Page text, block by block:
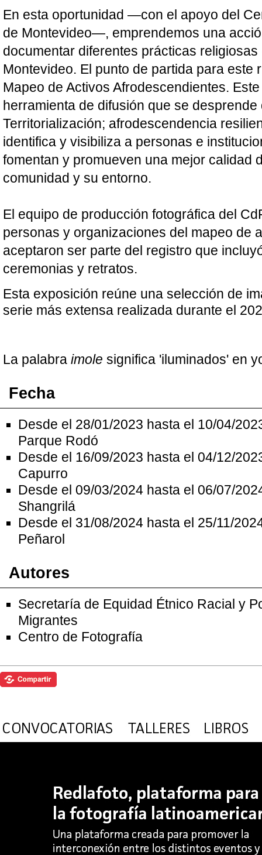
En esta oportunidad —con el apoyo del
de Montevideo—, emprendemos una
documentar diferentes prácticas
Montevideo. El punto de partida para este
Mapeo de Activos Afrodescendientes.
herramienta de difusión que se
Territorialización; afrodescendencia
identifica y visibiliza a personas e
fomentan y promueven una mejor calidad
comunidad y su entorno.
El equipo de producción fotográfica del
personas y organizaciones del mapeo de
aceptaron ser parte del registro que
ceremonias y retratos.
Esta exposición reúne una selección de
serie más extensa realizada durante el
La palabra imole significa 'iluminados' en
Fecha
Desde el 28/01/2023 hasta el 10/04/
Parque Rodó
Desde el 16/09/2023 hasta el 04/12/
Capurro
Desde el 09/03/2024 hasta el 06/07/
Shangrilá
Desde el 31/08/2024 hasta el 25/11/
Peñarol
Autores
Secretaría de Equidad Étnico Racial y
Migrantes
Centro de Fotografía